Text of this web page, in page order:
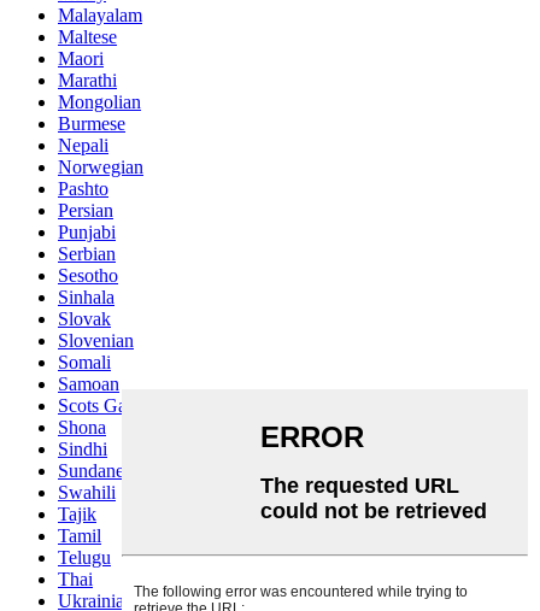
Malayalam
Maltese
Maori
Marathi
Mongolian
Burmese
Nepali
Norwegian
Pashto
Persian
Punjabi
Serbian
Sesotho
Sinhala
Slovak
Slovenian
Somali
Samoan
Scots Gaelic
Shona
Sindhi
Sundanese
Swahili
Tajik
Tamil
Telugu
Thai
Ukrainian